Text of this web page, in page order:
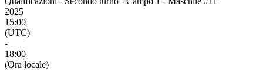
2025
15:00
(UTC)
-
18:00
(Ora locale)